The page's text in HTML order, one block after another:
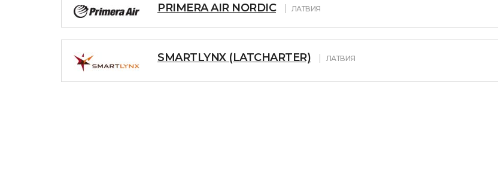
PRIMERA AIR NORDIC ЛАТВИЯ
SMARTLYNX (LATCHARTER) ЛАТВИЯ